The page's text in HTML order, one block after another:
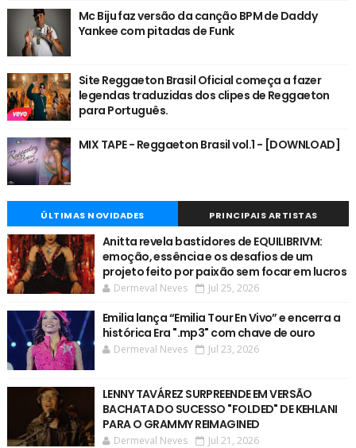
Mc Biju faz versão da canção BPM de Daddy
Yankee com pitadas de Funk
Site Reggaeton Brasil Oficial começa a fazer
legendas traduzidas dos clipes de Reggaeton
para Português.
MIX TAPE - Reggaeton Brasil vol.1 - [DOWNLOAD]
ÚLTIMAS NOVIDADES PRINCIPAIS ARTISTAS
Anitta revela bastidores de EQUILIBRIVM:
emoção, essência e os desafios de um
projeto feito por paixão sem focar em lucros
Dermeval Neves Jul 25, 2026
Emilia lança “Emilia Tour En Vivo” e encerra a
histórica Era ".mp3" com chave de ouro
Dermeval Neves Jul 23, 2026
LENNY TAVÁREZ SURPREENDE EM VERSÃO
BACHATA DO SUCESSO "FOLDED" DE KEHLANI
PARA O GRAMMY REIMAGINED
Dermeval Neves Jul 21, 2026